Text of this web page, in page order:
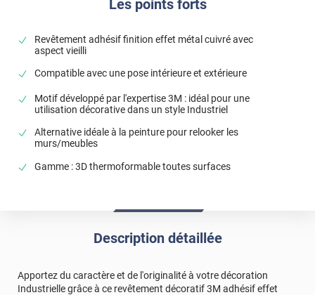
Les points forts
Revêtement adhésif finition effet métal cuivré avec
aspect vieilli
Compatible avec une pose intérieure et extérieure
Motif développé par l'expertise 3M : idéal pour une
utilisation décorative dans un style Industriel
Alternative idéale à la peinture pour relooker les
murs/meubles
Gamme : 3D thermoformable toutes surfaces
Description détaillée
Apportez du caractère et de l'originalité à votre décoration
Industrielle grâce à ce revêtement décoratif 3M adhésif effet